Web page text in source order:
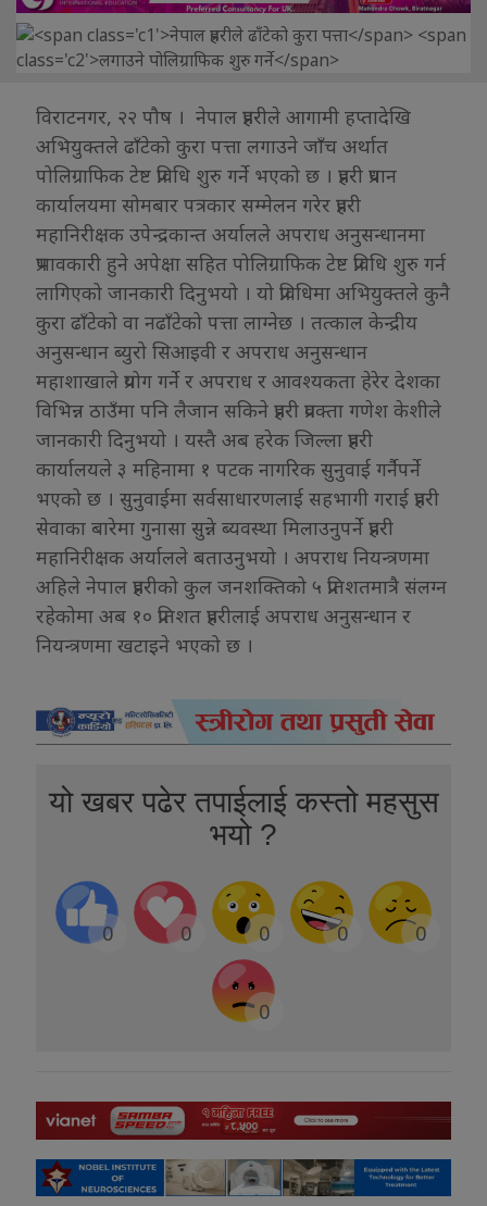
विराटनगर, २२ पौष । नेपाल प्रहरीले आगामी हप्तादेखि
अभियुक्तले ढाँटेको कुरा पत्ता लगाउने जाँच अर्थात
पोलिग्राफिक टेष्ट प्रविधि शुरु गर्ने भएको छ । प्रहरी प्रधान
कार्यालयमा सोमबार पत्रकार सम्मेलन गरेर प्रहरी
महानिरीक्षक उपेन्द्रकान्त अर्यालले अपराध अनुसन्धानमा
प्रभावकारी हुने अपेक्षा सहित पोलिग्राफिक टेष्ट प्रविधि शुरु गर्न
लागिएको जानकारी दिनुभयो । यो प्रविधिमा अभियुक्तले कुनै
कुरा ढाँटेको वा नढाँटेको पत्ता लाग्नेछ । तत्काल केन्द्रीय
अनुसन्धान ब्युरो सिआइवी र अपराध अनुसन्धान
महाशाखाले प्रयोग गर्ने र अपराध र आवश्यकता हेरेर देशका
विभिन्न ठाउँमा पनि लैजान सकिने प्रहरी प्रवक्ता गणेश केशीले
जानकारी दिनुभयो । यस्तै अब हरेक जिल्ला प्रहरी
कार्यालयले ३ महिनामा १ पटक नागरिक सुनुवाई गर्नैपर्ने
भएको छ । सुनुवाईमा सर्वसाधारणलाई सहभागी गराई प्रहरी
सेवाका बारेमा गुनासा सुन्ने ब्यवस्था मिलाउनुपर्ने प्रहरी
महानिरीक्षक अर्यालले बताउनुभयो । अपराध नियन्त्रणमा
अहिले नेपाल प्रहरीको कुल जनशक्तिको ५ प्रतिशतमात्रै संलग्न
रहेकोमा अब १० प्रतिशत प्रहरीलाई अपराध अनुसन्धान र
नियन्त्रणमा खटाइने भएको छ ।
यो खबर पढेर तपाईलाई कस्तो महसुस
भयो ?
0 0 0 0 0
0